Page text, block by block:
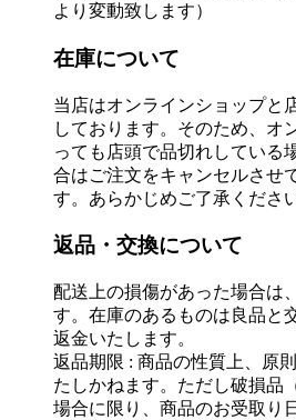
より変動致します）
在庫について
当店はオンラインショップと
しております。そのため、オ
っても店頭で品切れしている
合はご注文をキャンセルさせ
す。あらかじめご了承くださ
返品・交換について
配送上の損傷があった場合は
す。在庫のあるものは良品と
返金いたします。
返品期限 : 商品の性質上、原
たしかねます。ただし破損品
場合に限り、商品のお受取り